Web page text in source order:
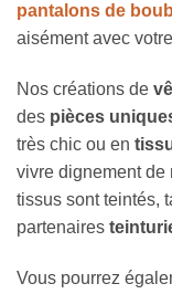
pantalons de
aisément avec
Nos créations de
des pièces
très chic ou en
vivre dignement de
tissus sont teintés,
partenaires
Vous pourrez